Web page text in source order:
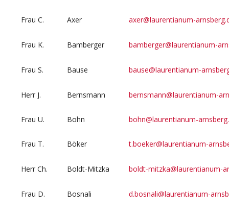
Frau C. Axer axer@laurentianum-
Frau K. Bamberger bamberger@laurentianum-
Frau S. Bause bause@laurentianum-
Herr J. Bernsmann bernsmann@laurentianum-
Frau U. Bohn bohn@laurentianum-
Frau T. Böker t.boeker@laurentianum-
Herr Ch. Boldt-Mitzka boldt-mitzka@laurentianum-
Frau D. Bosnali d.bosnali@laurentianum-